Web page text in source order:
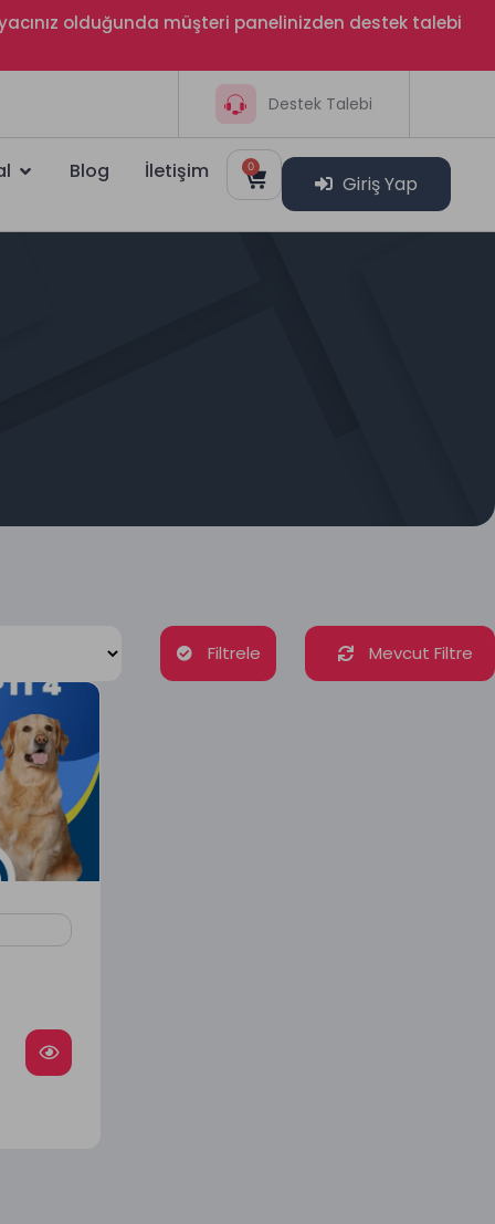
olduğunda müşteri panelinizden destek talebi
Destek Talebi
Blog İletişim 0
Giriş Yap
Filtrele Mevcut Filtre